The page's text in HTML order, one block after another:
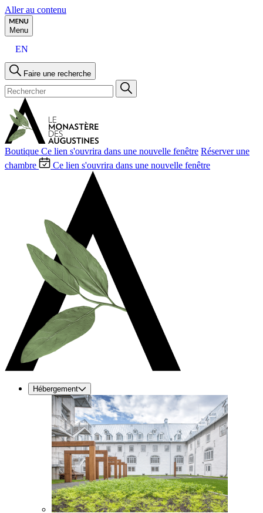
Aller au contenu
Menu
EN
Faire une recherche
Boutique Ce lien s'ouvrira dans une nouvelle fenêtre Réserver une
chambre
Ce lien s'ouvrira dans une nouvelle fenêtre
Hébergement